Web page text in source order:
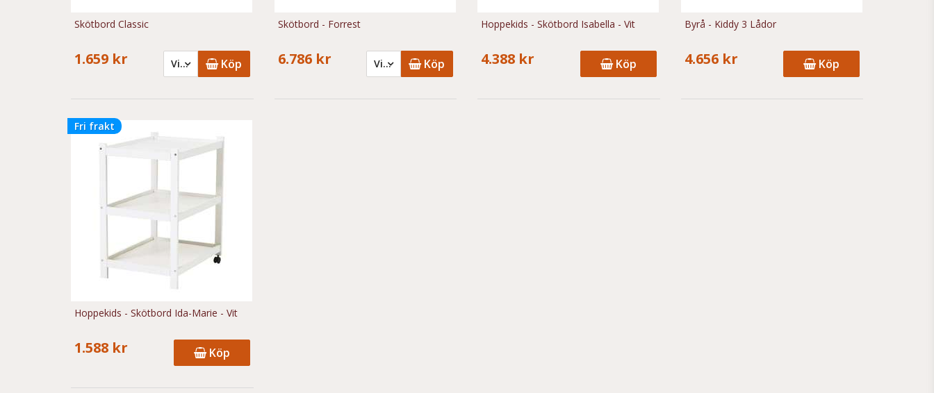
Skötbord Classic
1.659 kr Vit - 1.659 kr Köp
Skötbord - Forrest
6.786 kr Vit - 6.786 kr Köp
Hoppekids - Skötbord Isabella - Vit
4.388 kr Köp
Byrå - Kiddy 3 Lådor
4.656 kr Köp
Fri frakt
Hoppekids - Skötbord Ida-Marie - Vit
1.588 kr Köp